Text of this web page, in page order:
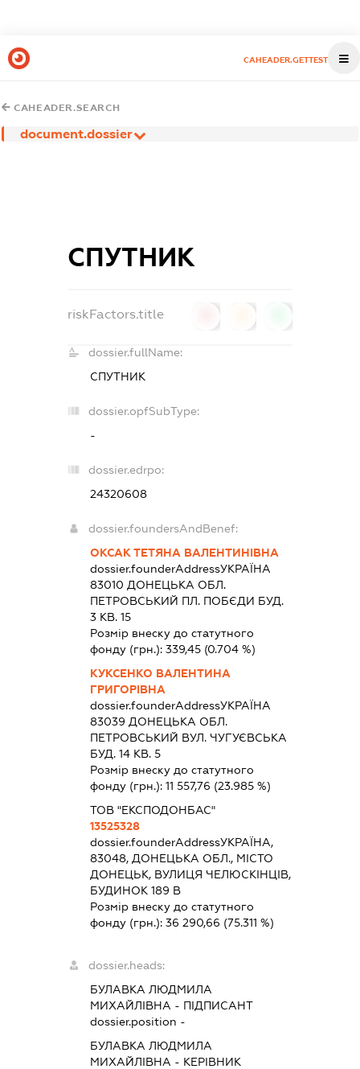
CAHEADER.GETTEST
CAHEADER.SEARCH
document.dossier
СПУТНИК
riskFactors.title
dossier.fullName:
СПУТНИК
dossier.opfSubType:
-
dossier.edrpo:
24320608
dossier.foundersAndBenef:
ОКСАК ТЕТЯНА ВАЛЕНТИНІВНА
dossier.founderAddressУКРАЇНА
83010 ДОНЕЦЬКА ОБЛ.
ПЕТРОВСЬКИЙ ПЛ. ПОБЄДИ БУД.
3 КВ. 15
Розмір внеску до статутного
фонду (грн.):339,45 (0.704 %)
КУКСЕНКО ВАЛЕНТИНА
ГРИГОРІВНА
dossier.founderAddressУКРАЇНА
83039 ДОНЕЦЬКА ОБЛ.
ПЕТРОВСЬКИЙ ВУЛ. ЧУГУЄВСЬКА
БУД. 14 КВ. 5
Розмір внеску до статутного
фонду (грн.):11 557,76 (23.985 %)
ТОВ "ЕКСПОДОНБАС"
13525328
dossier.founderAddressУКРАЇНА,
83048, ДОНЕЦЬКА ОБЛ., МІСТО
ДОНЕЦЬК, ВУЛИЦЯ ЧЕЛЮСКІНЦІВ,
БУДИНОК 189 В
Розмір внеску до статутного
фонду (грн.):36 290,66 (75.311 %)
dossier.heads:
БУЛАВКА ЛЮДМИЛА
МИХАЙЛІВНА - ПІДПИСАНТ
dossier.position -
БУЛАВКА ЛЮДМИЛА
МИХАЙЛІВНА - КЕРІВНИК